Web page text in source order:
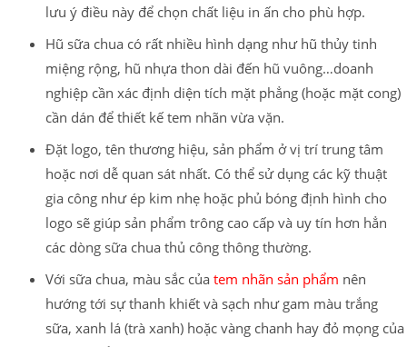
lưu ý điều này để chọn chất liệu in ấn cho phù hợp.
Hũ sữa chua có rất nhiều hình dạng như hũ thủy tinh
miệng rộng, hũ nhựa thon dài đến hũ vuông…doanh
nghiệp cần xác định diện tích mặt phẳng (hoặc mặt cong)
cần dán để thiết kế tem nhãn vừa vặn.
Đặt logo, tên thương hiệu, sản phẩm ở vị trí trung tâm
hoặc nơi dễ quan sát nhất. Có thể sử dụng các kỹ thuật
gia công như ép kim nhẹ hoặc phủ bóng định hình cho
logo sẽ giúp sản phẩm trông cao cấp và uy tín hơn hẳn
các dòng sữa chua thủ công thông thường.
Với sữa chua, màu sắc của tem nhãn sản phẩm nên
hướng tới sự thanh khiết và sạch như gam màu trắng
sữa, xanh lá (trà xanh) hoặc vàng chanh hay đỏ mọng của